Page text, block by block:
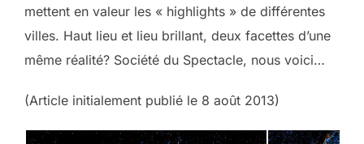
mettent en valeur les « highlights » de différentes
villes. Haut lieu et lieu brillant, deux facettes d’une
même réalité? Société du Spectacle, nous voici…
(Article initialement publié le 8 août 2013)